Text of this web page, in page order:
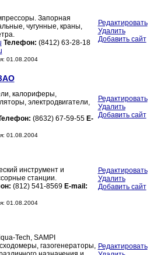
Запорная
чугунные, краны,
Телефон: (8412) 63-28-18
01.08.2004
Редактировать
Удалить
Добавить сайт
калориферы,
электродвигатели,
(8632) 67-59-55 E-
01.08.2004
Редактировать
Удалить
Добавить сайт
инструмент и
станции.
(812) 541-8569 E-mail:
01.08.2004
Редактировать
Удалить
Добавить сайт
Tech, SAMPI
газогенераторы, Редактировать